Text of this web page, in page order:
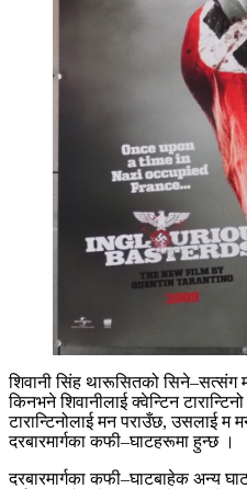
शिवानी सिंह थारूसितको सिने–सत्संग
किनभने शिवानीलाई क्वेन्टिन
टारान्टिनोलाई मन पराउँछ, उसलाई म
दरबारमार्गका कफी–घाटहरूमा हुन्छ ।
दरबारमार्गका कफी–घाटबाहेक अन्य